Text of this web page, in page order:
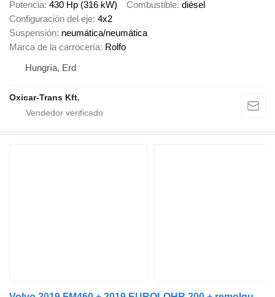
Potencia 430 Hp (316 kW) Combustible diésel
Configuración del eje 4x2
Suspensión neumática/neumática
Marca de la carrocería Rolfo
Hungría, Erd
Oxicar-Trans Kft.